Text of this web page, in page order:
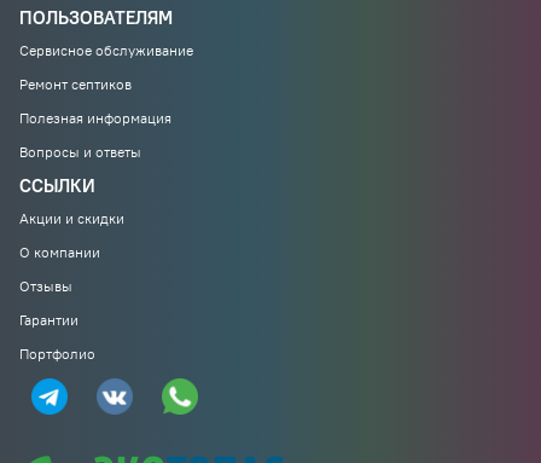
ПОЛЬЗОВАТЕЛЯМ
Сервисное обслуживание
Ремонт септиков
Полезная информация
Вопросы и ответы
ССЫЛКИ
Акции и скидки
О компании
Отзывы
Гарантии
Портфолио